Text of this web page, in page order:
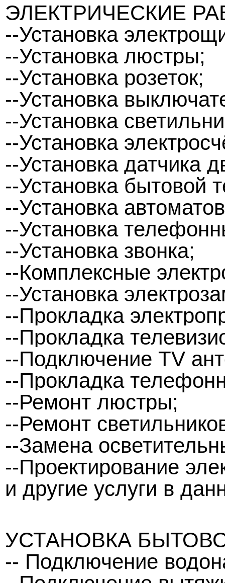
ЭЛЕКТРИЧЕСКИЕ
--Установка
--Установка люстры;
--Установка розеток;
--Установка
--Установка
--Установка
--Установка датчика
--Установка бытовой
--Установка
--Установка
--Установка звонка;
--Комплексные
--Установка
--Прокладка
--Прокладка
--Подключение TV
--Прокладка
--Ремонт люстры;
--Ремонт
--Замена
--Проектирование
и другие услуги в
УСТАНОВКА
-- Подключение